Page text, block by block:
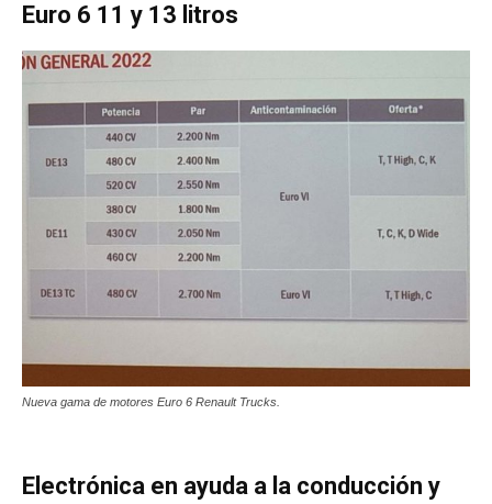
Euro 6 11 y 13 litros
Nueva gama de motores Euro 6 Renault Trucks.
Electrónica en ayuda a la conducción y